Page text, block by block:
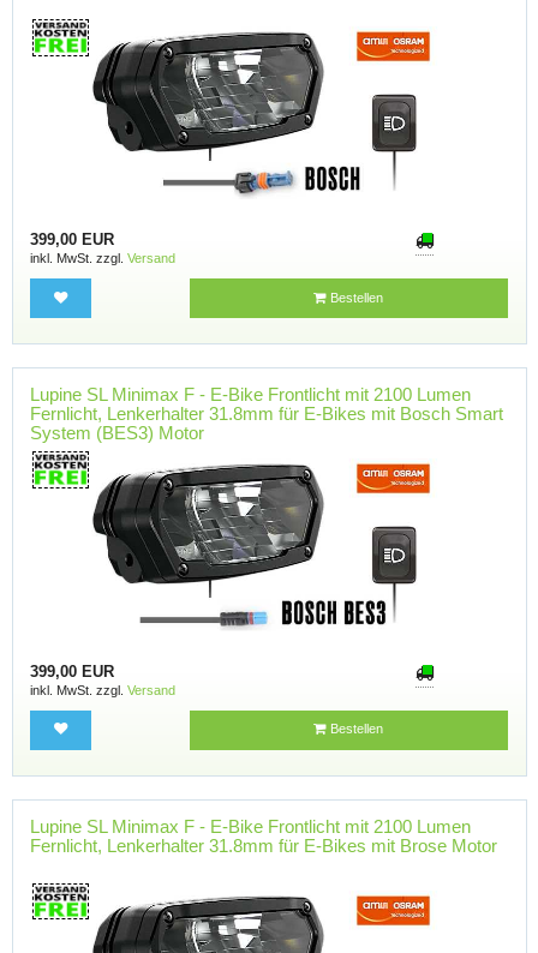
399,00 EUR
inkl. MwSt. zzgl. Versand
Bestellen
Lupine SL Minimax F - E-Bike Frontlicht mit 2100 Lumen
Fernlicht, Lenkerhalter 31.8mm für E-Bikes mit Bosch Smart
System (BES3) Motor
399,00 EUR
inkl. MwSt. zzgl. Versand
Bestellen
Lupine SL Minimax F - E-Bike Frontlicht mit 2100 Lumen
Fernlicht, Lenkerhalter 31.8mm für E-Bikes mit Brose Motor